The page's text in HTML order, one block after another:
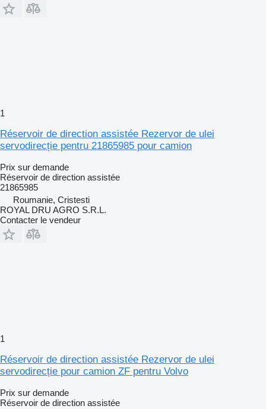
1
Réservoir de direction assistée Rezervor de ulei
servodirecție pentru 21865985 pour camion
Prix sur demande
Réservoir de direction assistée
21865985
Roumanie, Cristesti
ROYAL DRU AGRO S.R.L.
Contacter le vendeur
1
Réservoir de direction assistée Rezervor de ulei
servodirecție pour camion ZF pentru Volvo
Prix sur demande
Réservoir de direction assistée